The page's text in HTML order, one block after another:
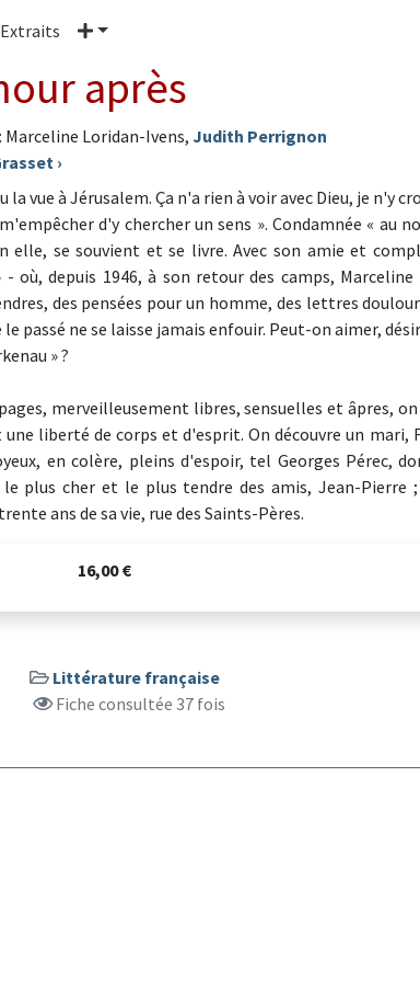
Extraits Plus
après
Marceline Loridan-Ivens,Judith Perrignon
›
la vue à Jérusalem. Ça n'a rien à voir avec Dieu, je n'y
d'y chercher un sens ». Condamnée « au
elle, se souvient et se livre. Avec son amie et
- où, depuis 1946, à son retour des camps,
des pensées pour un homme, des lettres
le passé ne se laisse jamais enfouir. Peut-on aimer,
» ?
merveilleusement libres, sensuelles et âpres,
liberté de corps et d'esprit. On découvre un mari,
en colère, pleins d'espoir, tel Georges Pérec,
le plus cher et le plus tendre des amis, Jean-
ans de sa vie, rue des Saints-Pères.
16,00 €
Littérature française
Fiche consultée 37 fois